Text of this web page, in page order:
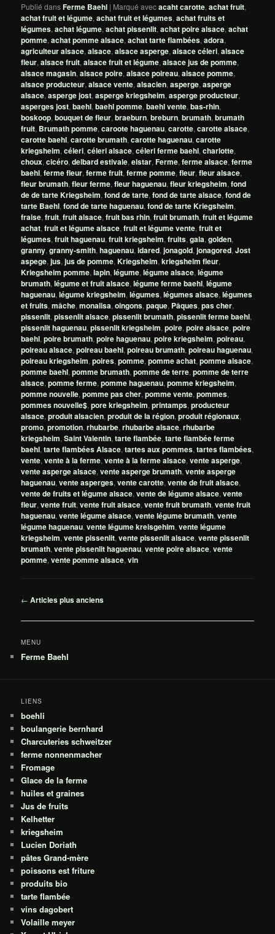
Publié dansFerme Baehl | Marqué avecacaht carotte,achat fruit,
achat fruit et légume,achat fruit et légumes,achat fruits et
légumes,achat légume,achat pissenlit,achat poire alsace,achat
pomme,achat pomme alsace,achat tarte flambées,adora,
agriculteur alsace,alsace,alsace asperge,alsace céleri,alsace
fleur,alsace fruit,alsace fruit et légume,alsace jus de pomme,
alsace magasin,alsace poire,alsace poireau,alsace pomme,
alsace producteur,alsace vente,alsacien,asperge,asperge
alsace,asperge jost,asperge kriegsheim,asperge producteur,
asperges jost,baehl,baehl pomme,baehl vente,bas-rhin,
boskoop,bouquet de fleur,braeburn,breburn,brumath,brumath
fruit, Brumath pomme,caroote haguenau,carotte,carotte alsace,
carotte baehl,carotte brumath,carotte haguenau,carotte
kriegsheim,céleri,céleri alsace,céleri ferme baehl,charlotte,
choux,cicéro,delbard estivale,elstar,Ferme,ferme alsace,ferme
baehl,ferme fleur,ferme fruit,ferme pomme,fleur,fleur alsace,
fleur brumath,fleur ferme,fleur haguenau,fleur kriegsheim,fond
de de tarte Kriegsheim,fond de tarte,fond de tarte alsace,fond de
tarte Baehl,fond de tarte haguenau,fond de tarte Kriegsheim,
fraise,fruit,fruit alsace,fruit bas rhin,fruit brumath,fruit et légume
achat,fruit et légume alsace,fruit et légume vente,fruit et
légumes,fruit haguenau,fruit kriegsheim,fruits,gala,golden,
granny,granny-smith,haguenau,idared,jonagold,jonagored,Jost
aspege,jus,jus de pomme,Kriegsheim,kriegsheim fleur,
Kriegsheim pomme,lapin,légume,légume alsace,légume
brumath,légume et fruit alsace,légume ferme baehl,légume
haguenau,légume kriegsheim,légumes,légumes alsace,légumes
et fruits,mâche,monalisa,oingons,paque, Pâques,pas cher,
pissenlit,pissenlit alsace,pissenlit brumath,pissenlit ferme baehl,
pissenlit haguenau,pissenlit kriegsheim,poire,poire alsace,poire
baehl,poire brumath,poire haguenau,poire kriegsheim,poireau,
poireau alsace,poireau baehl,poireau brumath,poireau haguenau,
poireau kriegsheim,poires,pomme,pomme achat,pomme alsace,
pomme baehl,pomme brumath,pomme de terre,pomme de terre
alsace,pomme ferme,pomme haguenau,pomme kriegsheim,
pomme nouvelle,pomme pas cher,pomme vente,pommes,
pommes nouvelle$,pore kriegsheim,printamps,producteur
alsace,produit alsacien,produit de la région,produit régionaux,
promo,promotion,rhubarbe,rhubarbe alsace,rhubarbe
kriegsheim,Saint Valentin,tarte flambée,tarte flambée ferme
baehl,tarte flambées Alsace,tartes aux pommes,tartes flambées,
vente,vente à la ferme,vente à la ferme alsace,vente asperge,
vente asperge alsace,vente asperge brumath,vente asperge
haguenau,vente asperges,vente carotte,vente de fruit alsace,
vente de fruits et légume alsace,vente de légume alsace,vente
fleur,vente fruit,vente fruit alsace,vente fruit brumath,vente fruit
haguenau,vente légume alsace,vente légume brumath,vente
légume haguenau,vente légume kreisgehim,vente légume
kriegsheim,vente pissenlit,vente pissenlit alsace,vente pissenlit
brumath,vente pissenlit haguenau,vente poire alsace,vente
pomme,vente pomme alsace,vin
Navigation
articles
← Articles plus anciens
MENU
Ferme Baehl
LIENS
boehli
boulangerie bernhard
Charcuteries schweitzer
ferme nonnenmacher
Fromage
Glace de la ferme
huiles et graines
Jus de fruits
Kelhetter
kriegsheim
Lucien Doriath
pâtes Grand-mère
poissons est friture
produits bio
tarte flambée
vins dagobert
Volaille meyer